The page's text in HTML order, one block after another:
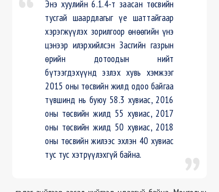
Энэ хуулийн 6.1.4-т заасан төсвийн
тусгай шаардлагыг үе шаттайгаар
хэрэгжүүлэх зорилгоор өнөөгийн үнэ
цэнээр илэрхийлсэн Засгийн газрын
өрийн дотоодын нийт
бүтээгдэхүүнд эзлэх хувь хэмжээг
2015 оны төсвийн жилд одоо байгаа
түвшинд нь буюу 58.3 хувиас, 2016
оны төсвийн жилд 55 хувиас, 2017
оны төсвийн жилд 50 хувиас, 2018
оны төсвийн жилээс эхлэн 40 хувиас
тус тус хэтрүүлэхгүй байна.